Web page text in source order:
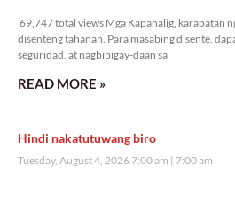
69,747 total views Mga Kapanalig, karapatan
disenteng tahanan. Para masabing disente,
seguridad, at nagbibigay-daan sa
READ MORE »
Hindi nakatutuwang biro
Tuesday, August 4, 2026 7:00 am 7:00 am